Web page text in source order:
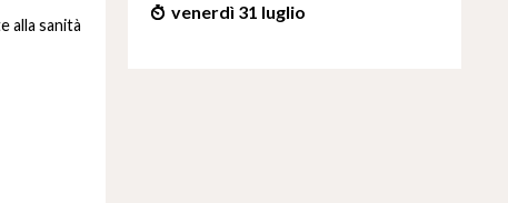
alla sanità
venerdì 31 luglio